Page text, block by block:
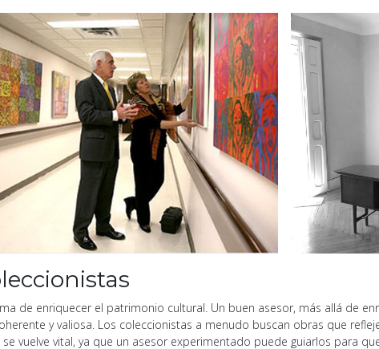
de enriquecer el patrimonio cultural. Un buen asesor, más allá de
y valiosa. Los coleccionistas a menudo buscan obras que
vuelve vital, ya que un asesor experimentado puede guiarlos para